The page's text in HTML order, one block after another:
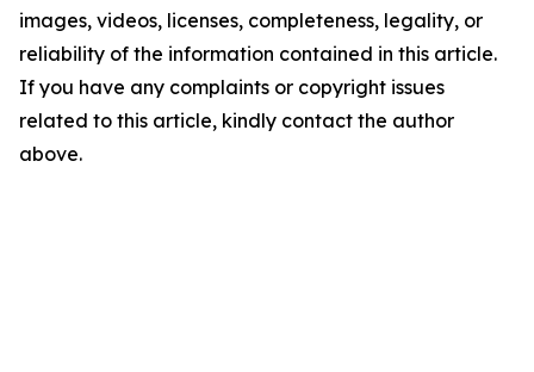
images, videos, licenses, completeness, legality, or
reliability of the information contained in this article.
If you have any complaints or copyright issues
related to this article, kindly contact the author
above.